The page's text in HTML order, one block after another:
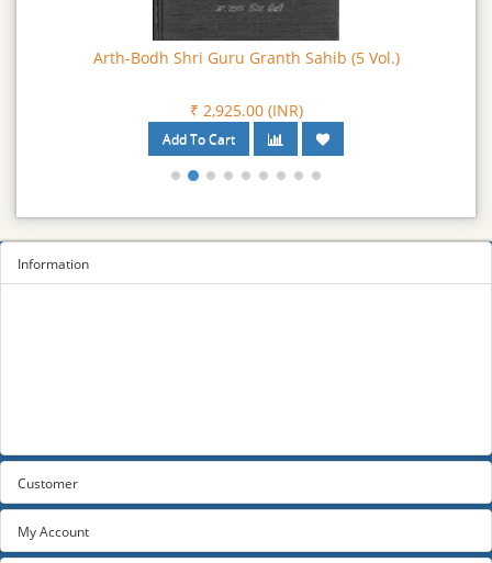
Arth-Bodh Shri Guru Granth Sahib (5 Vol.)
₹ 2,925.00 (INR)
Information
Customer
My Account